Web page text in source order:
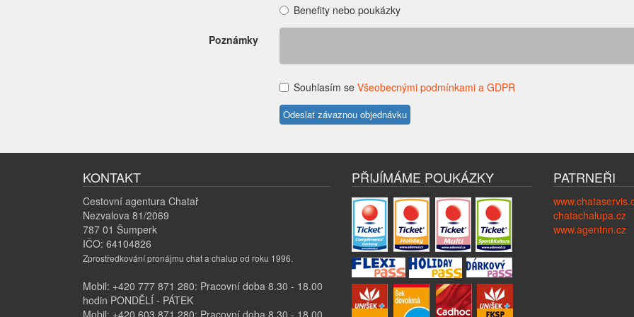
Benefity nebo poukázky
Poznámky
Souhlasím se Všeobecnými podmínkami a GDPR
KONTAKT
Cestovní agentura Chatař
Nezvalova 81/2069
787 01 Šumperk
IČO: 64104826
Zprostředkování pronájmu chat a chalup od roku 1996.
Mobil: +420 777 871 280: Pracovní doba 8.30 - 18.00
hodin PONDĚLÍ - PÁTEK
Mobil: +420 603 871 280: Pracovní doba 8.30 - 18.00
PŘIJÍMÁME POUKÁZKY PATRNEŘI
chatachalupa.cz
www.agentnn.cz